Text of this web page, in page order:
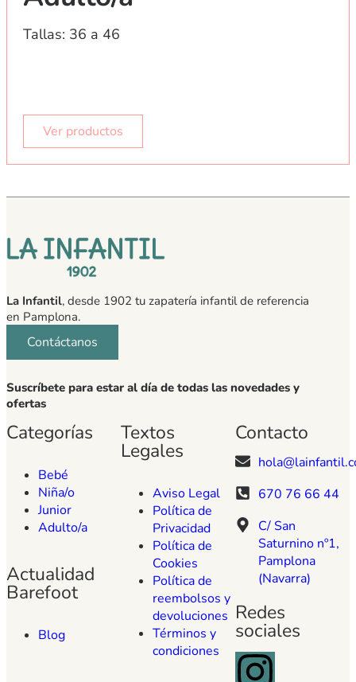
Tallas: 36 a 46
Ver productos
La Infantil, desde 1902 tu zapatería infantil de referencia
en Pamplona.
Contáctanos
Suscríbete para estar al día de todas las novedades y
ofertas
Categorías
Bebé
Niña/o
Junior
Adulto/a
Actualidad
Barefoot
Blog
Textos
Legales
Aviso Legal
Política de
Privacidad
Política de
Cookies
Política de
reembolsos y
devoluciones
Términos y
condiciones
Contacto
670 76 66 44
C/ San
Saturnino nº1,
Pamplona
(Navarra)
Redes
sociales